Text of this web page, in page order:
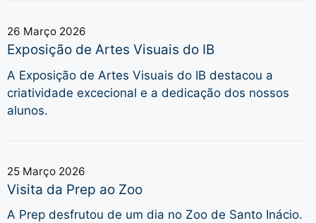
26 Março 2026
Exposição de Artes Visuais do IB
A Exposição de Artes Visuais do IB destacou a
criatividade excecional e a dedicação dos nossos
alunos.
25 Março 2026
Visita da Prep ao Zoo
A Prep desfrutou de um dia no Zoo de Santo Inácio.